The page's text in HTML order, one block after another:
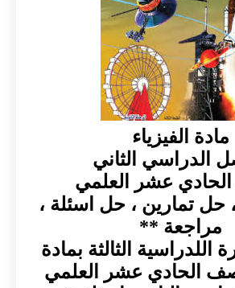
مادة الفيزياء
الدراسي الثاني
عشر العلمي
حل تمارين ، حل اسئلة ،
مراجعة **
اللدراسية الثالثة بمادة
الحادي عشر العلمي